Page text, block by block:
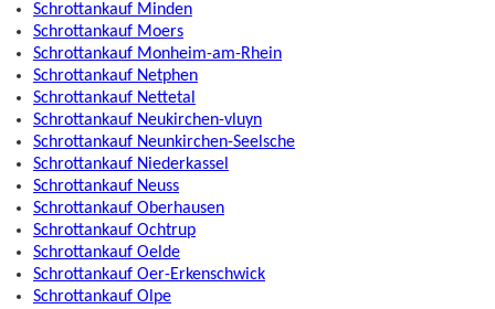
Schrottankauf Minden
Schrottankauf Moers
Schrottankauf Monheim-am-Rhein
Schrottankauf Netphen
Schrottankauf Nettetal
Schrottankauf Neukirchen-vluyn
Schrottankauf Neunkirchen-Seelsche
Schrottankauf Niederkassel
Schrottankauf Neuss
Schrottankauf Oberhausen
Schrottankauf Ochtrup
Schrottankauf Oelde
Schrottankauf Oer-Erkenschwick
Schrottankauf Olpe